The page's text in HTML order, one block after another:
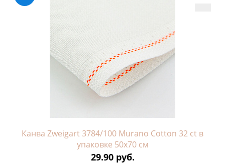
Канва Zweigart 3784/100 Murano Cotton 32 ct в
упаковке 50х70 см
29.90 руб.